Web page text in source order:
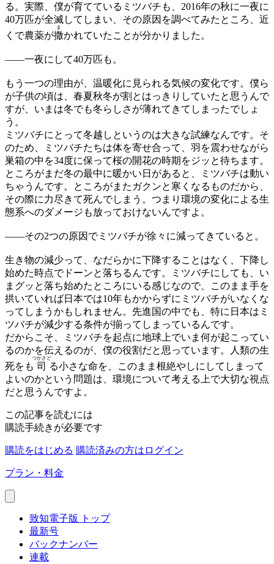
る。実際、僕が育てているミツバチも、2016年の秋に一夜に
40万匹が全滅してしまい、その原因を調べてみたところ、近
くで農薬が撒
ま
かれていたことが分かりました。
——一夜にして40万匹も。
もう一つの理由が、温暖化に見られる気候の変化です。僕ら
が子供の頃は、春夏秋冬が割とはっきりしていたと思うんで
すが、いまは冬でも冬らしさが薄れてきてしまったでしょ
う。
ミツバチにとって冬越しというのは大きな試練なんです。そ
のため、ミツバチたちは体を寄せ合って、羽を震わせながら
巣箱の中を34度に保って桜の開花の時期をジッと待ちます。
ところがまだ冬の最中に暖かい日があると、ミツバチは動い
ちゃうんです。ところがまたガクンと寒くなるものだから、
その際に力尽きて死んでしまう。つまり環境の変化による生
態系へのダメージも放っておけないんですよ。
——その2つの原因でミツバチが徐々に減ってきていると。
生き物の減少って、なだらかに下降することはなく、下降し
始めた時点でドーンと落ちるんです。ミツバチにしても、い
まグッと落ち始めたところにいる感じなので、このまま手を
拱いていれば日本では10年もかからずにミツバチがいなくな
ってしまうかもしれません。先進国の中でも、特に日本はミ
ツバチが減少する条件が揃ってしまっているんです。
だからこそ、ミツバチを起点に地球上でいま何が起こってい
るのかを伝えるのが、僕の役割だと思っています。人類の生
死をも 司
つかさど
る小さな命を、このまま根絶やしにしてしまって
よいのかという問題は、環境について考える上で大切な視点
だと思うんですよ。
この記事を読むには
購読手続きが必要です
購読をはじめる 購読済みの方はログイン
プラン・料金
致知電子版 トップ
最新号
バックナンバー
連載